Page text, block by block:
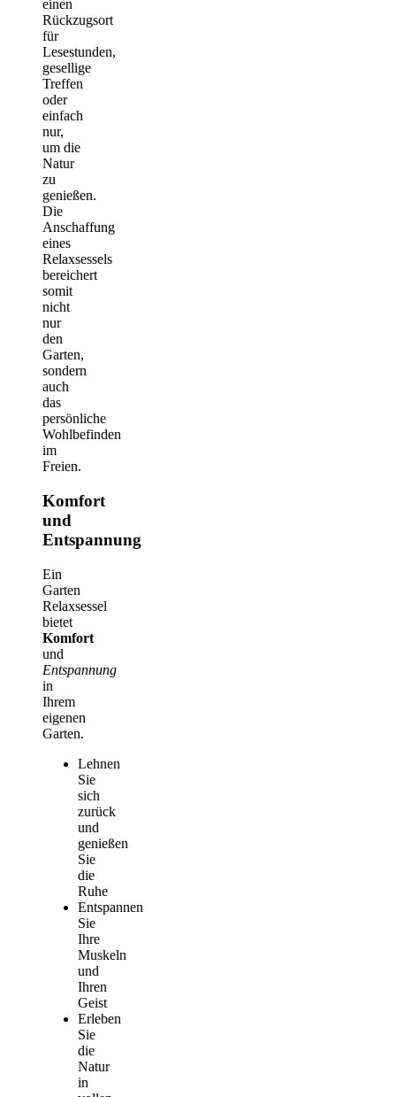
einen
Rückzugsort
für
Lesestunden,
gesellige
Treffen
oder
einfach
nur,
um die
Natur
zu
genießen.
Die
Anschaffung
eines
Relaxsessels
bereichert
somit
nicht
nur
den
Garten,
sondern
auch
das
persönliche
Wohlbefinden
im
Freien.
Komfort
und
Entspannung
Ein
Garten
Relaxsessel
bietet
Komfort
und
Entspannung
in
Ihrem
eigenen
Garten.
Lehnen
Sie
sich
zurück
und
genießen
Sie
die
Ruhe
Entspannen
Sie
Ihre
Muskeln
und
Ihren
Geist
Erleben
Sie
die
Natur
in